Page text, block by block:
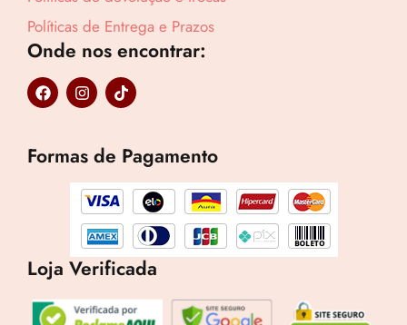
Políticas de Entrega e Prazos
Onde nos encontrar:
F
a
o
I
n
g
a
m
T
i
o
k
Formas de Pagamento
Loja Verificada